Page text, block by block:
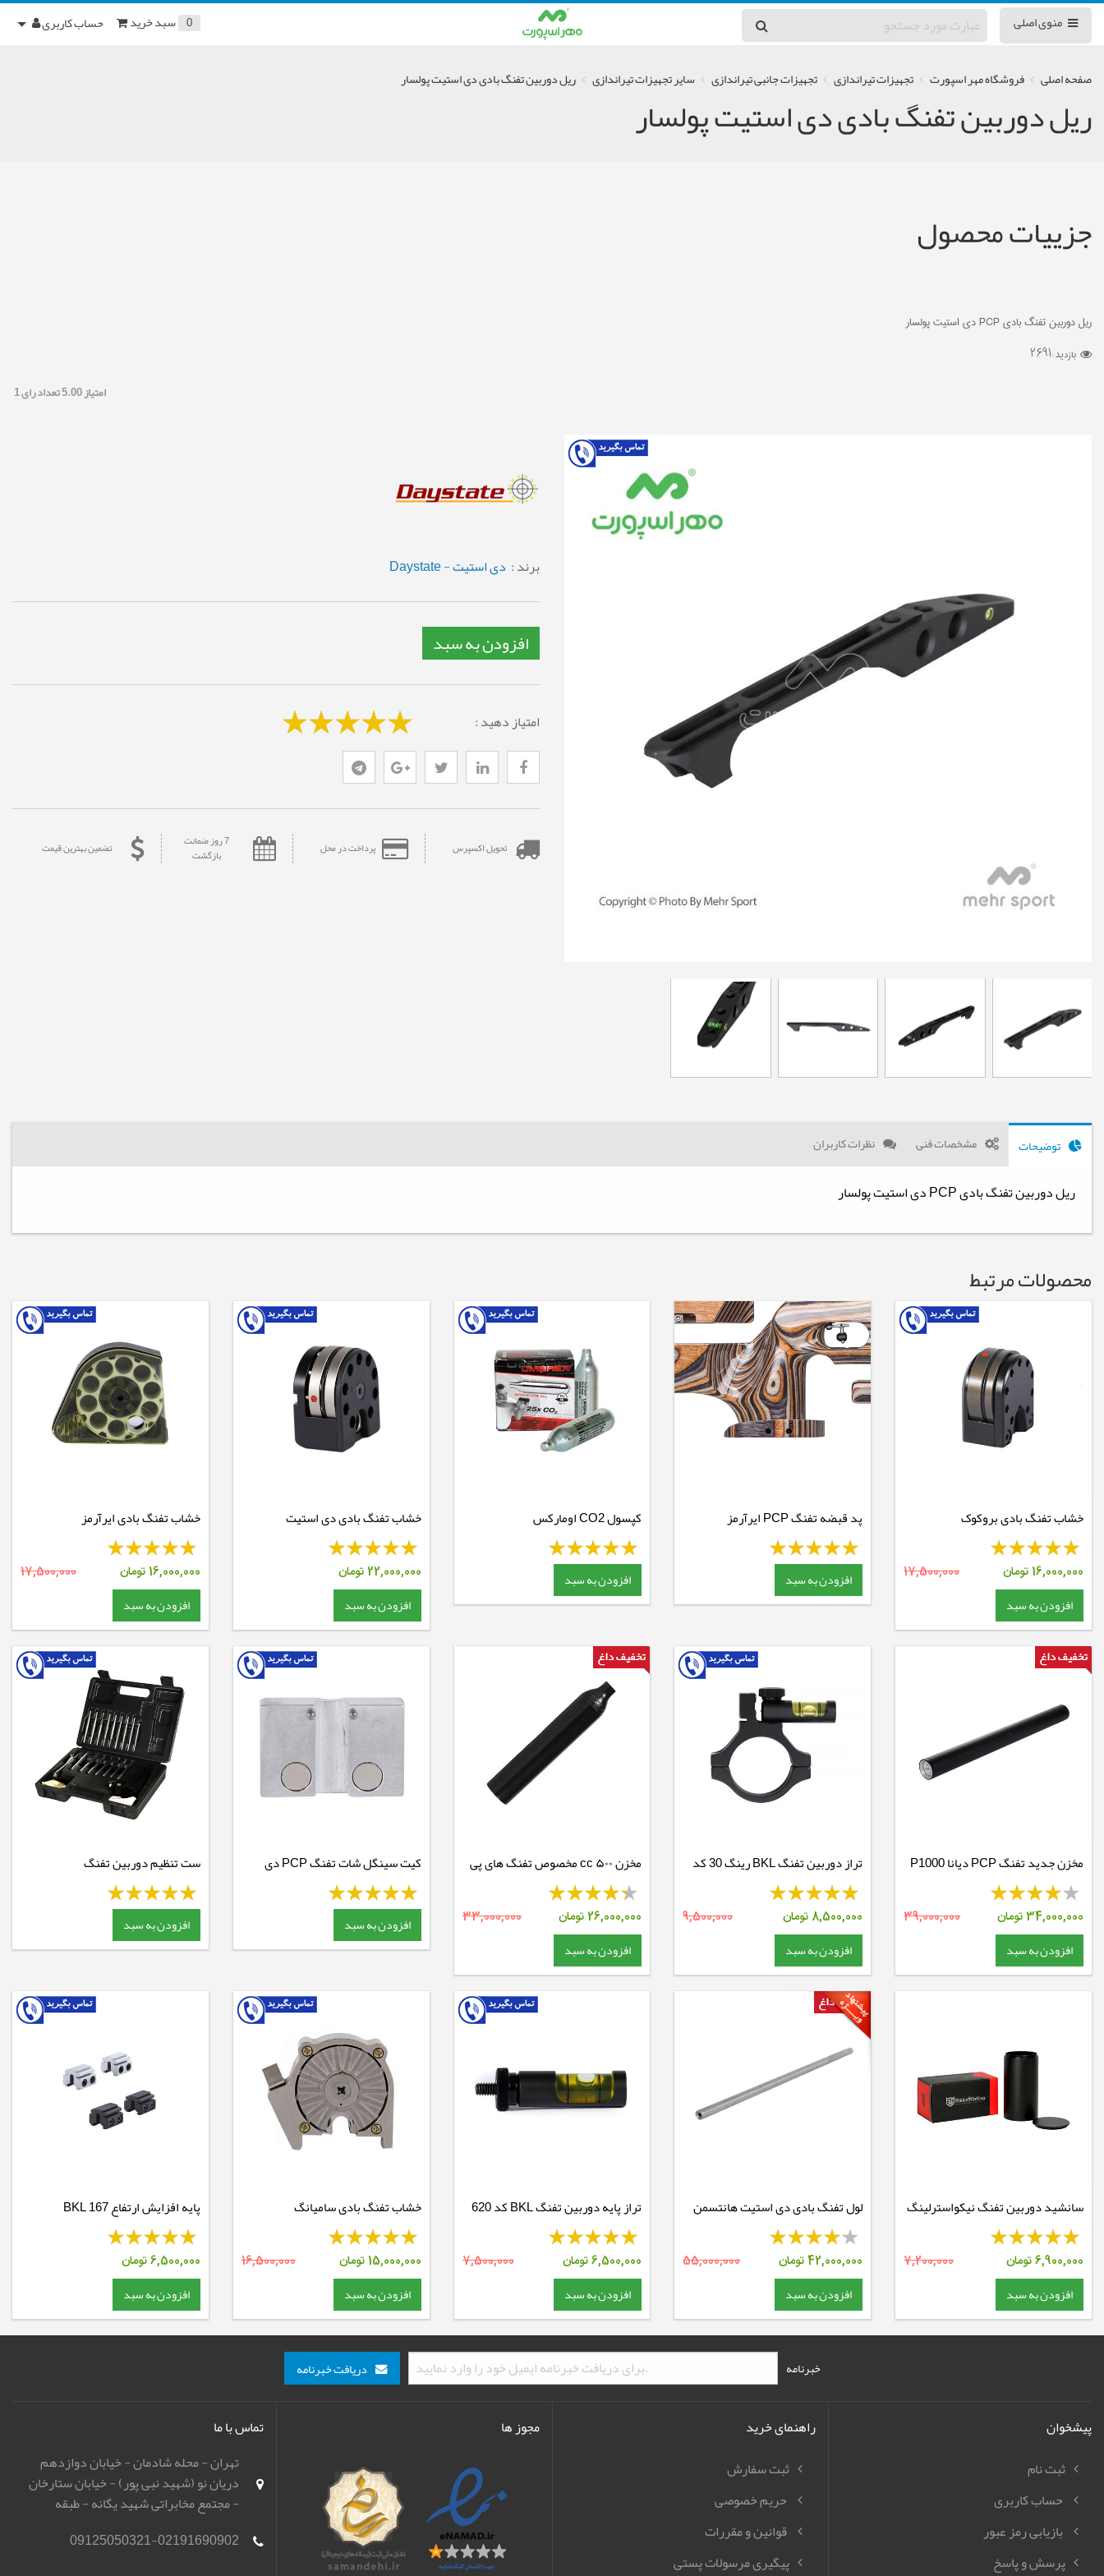
منوی اصلی حساب کاربری 0 سبد خرید
صفحه اصلی فروشگاه مهر اسپورت تجهیزات تیراندازی تجهیزات جانبی تیراندازی سایر تجهیزات تیراندازی ریل دوربین تفنگ بادی دی استیت پولسار
ریل دوربین تفنگ بادی دی استیت پولسار
جزییات محصول
ریل دوربین تفنگ بادی PCP دی استیت پولسار
بازدید :2691
امتیاز5.00تعداد رای1
برند : دی استیت - Daystate
افزودن به سبد
امتیاز دهید :
تحویل اکسپرس پرداخت در محل 7 روز ضمانت
بازگشت تضمین بهترین قیمت
توضیحات مشخصات فنی نظرات کاربران
ریل دوربین تفنگ بادی PCP دی استیت پولسار
محصولات مرتبط
خشاب تفنگ بادی بروکوک
16,000,000 تومان 17,500,000
افزودن به سبد
پد قبضه تفنگ PCP ایرآرمز
FTP900
افزودن به سبد
کپسول CO2 اومارکس
افزودن به سبد
خشاب تفنگ بادی دی استیت
22,000,000تومان
افزودن به سبد
خشاب تفنگ بادی ایرآرمز
16,000,000 تومان 17,500,000
افزودن به سبد
مخزن جدید تفنگ PCP دیانا P1000
34,000,000تومان 39,000,000
افزودن به سبد
تراز دوربین تفنگ BKL رینگ 30 کد
610
8,500,000 تومان 9,500,000
افزودن به سبد
مخزن ۵۰۰ cc مخصوص تفنگ های پی
سی پی
26,000,000تومان 33,000,000
افزودن به سبد
کیت سینگل شات تفنگ PCP دی
استیت
افزودن به سبد
ست تنظیم دوربین تفنگ
نیکواسترلینگ
افزودن به سبد
سانشید دوربین تفنگ نیکواسترلینگ
6,900,000تومان 7,200,000
افزودن به سبد
لول تفنگ بادی دی استیت هانتسمن
رگال
42,000,000تومان 55,000,000
افزودن به سبد
تراز پایه دوربین تفنگ BKL کد 620
6,500,000تومان 7,500,000
افزودن به سبد
خشاب تفنگ بادی سامیانگ
15,000,000 تومان 16,500,000
افزودن به سبد
پایه افزایش ارتفاع BKL 167
6,500,000تومان
افزودن به سبد
خبرنامه دریافت خبرنامه
پیشخوان
ثبت نام
حساب کاربری
بازیابی رمز عبور
پرسش و پاسخ
راهنمای خرید
ثبت سفارش
حریم خصوصی
قوانین و مقررات
پیگیری مرسولات پستی
مجوز ها
تماس با ما
تهران - محله شادمان - خیابان دوازدهم
دریان نو (شهید نبی پور) - خیابان ستارخان
- مجتمع مخابراتی شهید یگانه - طبقه
(مهرگان)
09125050321-02191690902